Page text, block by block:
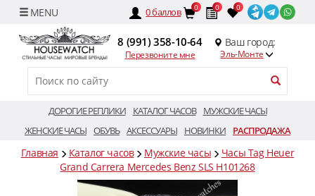
0баллов 0 0 0
8 (991) 358-10-64
Перезвоните мне
Ваш город:
Эль-Монте
ДОРОГИЕ РЕПЛИКИ КАТАЛОГ ЧАСОВ
МУЖСКИЕ ЧАСЫ
ЖЕНСКИЕ ЧАСЫ ОБУВЬ АКСЕССУАРЫ НОВИНКИ РАСПРОДАЖА
Главная Каталог часов Мужские часы
Часы Tag Heuer
Grand Carrera Mercedes Benz SLS H101268